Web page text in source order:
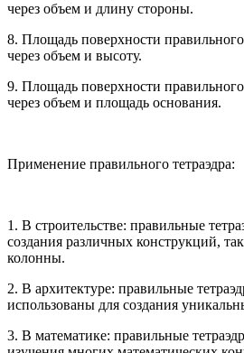
через объем и длину стороны.
8. Площадь поверхности
через объем и высоту.
9. Площадь поверхности
через объем и площадь основания.
Применение правильного тетраэдра:
1. В строительстве: правильные
создания различных конструкций,
колонны.
2. В архитектуре: правильные
использованы для создания
3. В математике: правильные